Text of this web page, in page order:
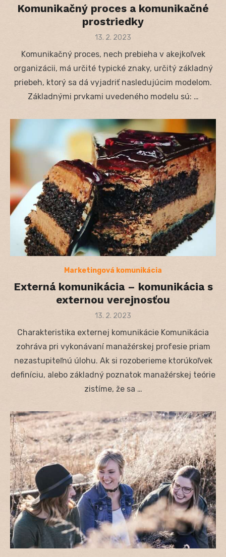
Komunikačný proces a komunikačné
prostriedky
Posted
13. 2. 2023
Komunikačný proces, nech prebieha v akejkoľvek
organizácii, má určité typické znaky, určitý základný
priebeh, ktorý sa dá vyjadriť nasledujúcim modelom.
Základnými prvkami uvedeného modelu sú: …
Marketingová komunikácia
Externá komunikácia – komunikácia s
externou verejnosťou
Posted
13. 2. 2023
Charakteristika externej komunikácie Komunikácia
zohráva pri vykonávaní manažérskej profesie priam
nezastupiteľnú úlohu. Ak si rozoberieme ktorúkoľvek
definíciu, alebo základný poznatok manažérskej teórie
zistíme, že sa …